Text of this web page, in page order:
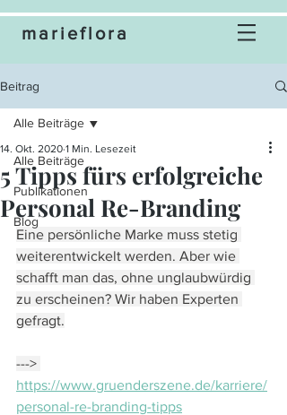
marieflora
Beitrag
Alle Beiträge
Publikationen
Blog
Alle Beiträge
5 Tipps fürs erfolgreiche
Personal Re-Branding
14. Okt. 2020 1 Min. Lesezeit
Eine persönliche Marke muss stetig
weiterentwickelt werden. Aber wie
schafft man das, ohne unglaubwürdig
zu erscheinen? Wir haben Experten
gefragt.
--->
https://www.gruenderszene.de/karriere/
personal-re-branding-tipps